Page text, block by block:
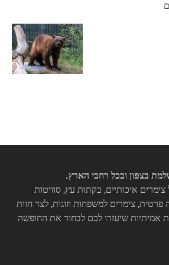
בצפון ובכל רחבי הארץ.
צימרים איכותיים, בקתות עץ, סוויטות
פרטית, צימרים למשפחות וזוגות, לצד חוות
אמיתיות שיעזרו לכם לבחור את החופשה